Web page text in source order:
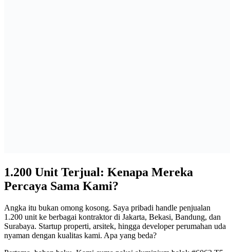
1.200 Unit Terjual: Kenapa Mereka
Percaya Sama Kami?
Angka itu bukan omong kosong. Saya pribadi handle penjualan
1.200 unit ke berbagai kontraktor di Jakarta, Bekasi, Bandung, dan
Surabaya. Startup properti, arsitek, hingga developer perumahan uda
nyaman dengan kualitas kami. Apa yang beda?